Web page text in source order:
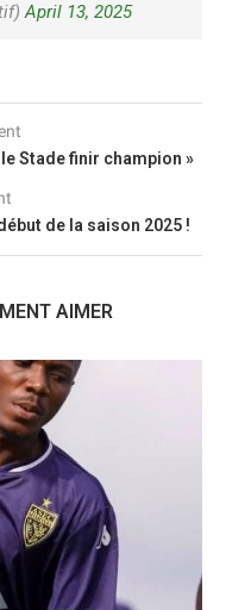
April 13, 2025
Stade finir champion »
de la saison 2025 !
AIMER